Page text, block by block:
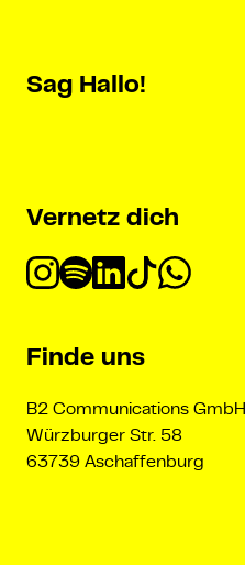
Sag Hallo!
Vernetz dich
Finde uns
B2 Communications GmbH
Würzburger Str. 58
63739 Aschaffenburg